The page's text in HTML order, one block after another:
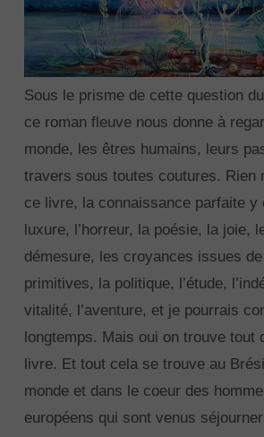
Sous le prisme de cette question
ce roman fleuve nous donne à
monde, les êtres humains, leurs
travers sous toutes coutures. Rien
ce livre, la connaissance parfaite y
luxure, l’horreur, la poésie, la joie,
démesure, les croyances issues
primitives, la politique, l’étude,
vitalité, l’aventure, et je pourrais
longtemps. Mais oui on trouve tout
livre. Et tout cela se trouve au
monde et dans le coeur des
européens qui sont venus